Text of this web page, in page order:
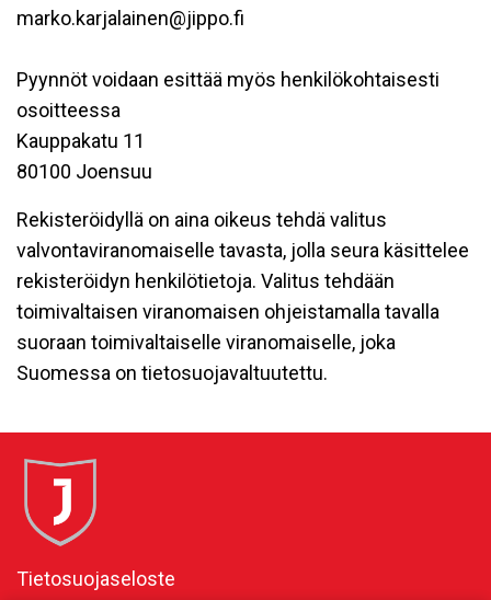
marko.karjalainen@jippo.fi
Pyynnöt voidaan esittää myös henkilökohtaisesti
osoitteessa
Kauppakatu 11
80100 Joensuu
Rekisteröidyllä on aina oikeus tehdä valitus
valvontaviranomaiselle tavasta, jolla seura käsittelee
rekisteröidyn henkilötietoja. Valitus tehdään
toimivaltaisen viranomaisen ohjeistamalla tavalla
suoraan toimivaltaiselle viranomaiselle, joka
Suomessa on tietosuojavaltuutettu.
Tietosuojaseloste